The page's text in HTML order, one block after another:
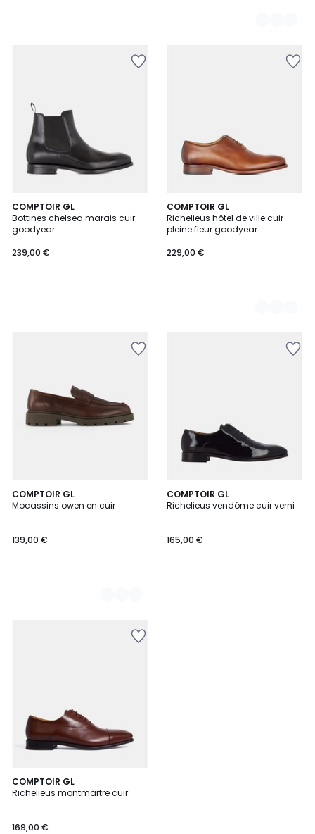
COMPTOIR GL
Bottines chelsea marais cuir
goodyear
239,00 €
COMPTOIR GL
Richelieus hôtel de ville cuir
pleine fleur goodyear
229,00 €
2
Couleurs
COMPTOIR GL
Mocassins owen en cuir
139,00 €
2
Couleurs
COMPTOIR GL
Richelieus vendôme cuir verni
165,00 €
COMPTOIR GL
Richelieus montmartre cuir
169,00 €
3
Couleurs